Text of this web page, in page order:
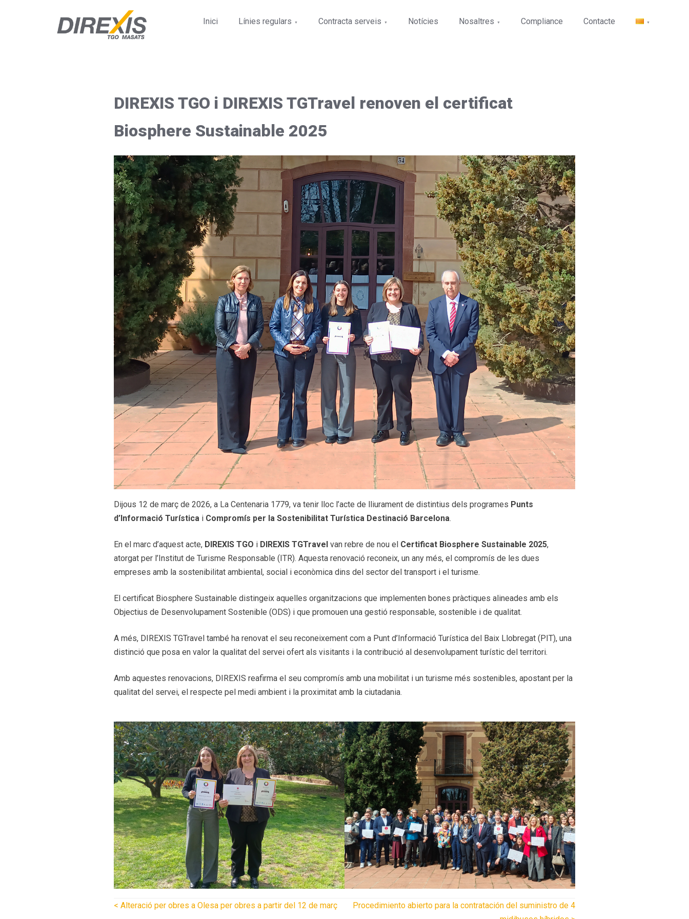
Inici Línies regulars Contracta serveis Notícies Nosaltres Compliance Contacte
DIREXIS TGO i DIREXIS TGTravel renoven el certificat
Biosphere Sustainable 2025
Dijous 12 de març de 2026, a La Centenaria 1779, va tenir lloc l’acte de lliurament de distintius dels programes Punts
d’Informació Turística i Compromís per la Sostenibilitat Turística Destinació Barcelona.
En el marc d’aquest acte, DIREXIS TGO i DIREXIS TGTravel van rebre de nou el Certificat Biosphere Sustainable 2025,
atorgat per l’Institut de Turisme Responsable (ITR). Aquesta renovació reconeix, un any més, el compromís de les dues
empreses amb la sostenibilitat ambiental, social i econòmica dins del sector del transport i el turisme.
El certificat Biosphere Sustainable distingeix aquelles organitzacions que implementen bones pràctiques alineades amb els
Objectius de Desenvolupament Sostenible (ODS) i que promouen una gestió responsable, sostenible i de qualitat.
A més, DIREXIS TGTravel també ha renovat el seu reconeixement com a Punt d’Informació Turística del Baix Llobregat (PIT), una
distinció que posa en valor la qualitat del servei ofert als visitants i la contribució al desenvolupament turístic del territori.
Amb aquestes renovacions, DIREXIS reafirma el seu compromís amb una mobilitat i un turisme més sostenibles, apostant per la
qualitat del servei, el respecte pel medi ambient i la proximitat amb la ciutadania.
Posts
< Alteració per obres a Olesa per obres a partir del 12 de març
Procedimiento abierto para la contratación del suministro de 4